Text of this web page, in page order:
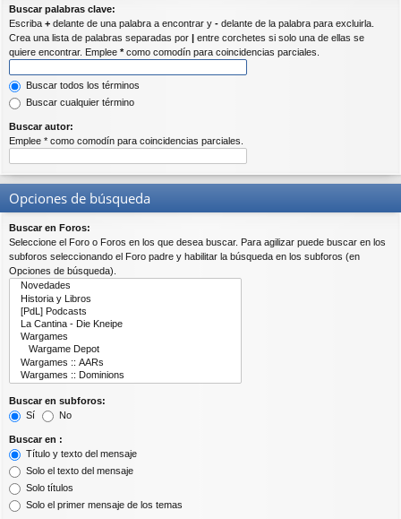
Buscar palabras clave:
Escriba + delante de una palabra a encontrar y - delante de la palabra para excluirla.
Crea una lista de palabras separadas por
entre corchetes si solo una de ellas se
quiere encontrar. Emplee *como comodín para coincidencias parciales.
Buscar todos los términos
Buscar cualquier término
Buscar autor:
Emplee * como comodín para coincidencias parciales.
Opciones de búsqueda
Buscar en Foros:
Seleccione el Foro o Foros en los que desea buscar. Para agilizar puede buscar en los
subforos seleccionando el Foro padre y habilitar la búsqueda en los subforos (en
Opciones de búsqueda).
Buscar en subforos:
Sí
No
Buscar en :
Título y texto del mensaje
Solo el texto del mensaje
Solo títulos
Solo el primer mensaje de los temas